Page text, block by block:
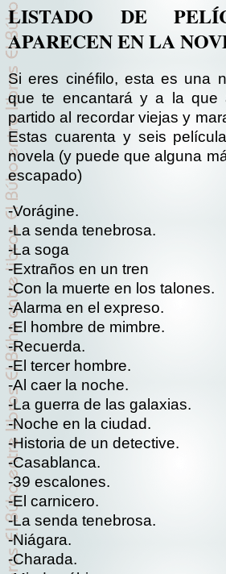
LISTADO DE
APARECEN EN LA
Si eres cinéfilo, esta es una
que te encantará y a la que
partido al recordar viejas y
Estas cuarenta y seis
novela (y puede que alguna
escapado)
-Vorágine.
-La senda tenebrosa.
-La soga
-Extraños en un tren
-Con la muerte en los talones.
-Alarma en el expreso.
-El hombre de mimbre.
-Recuerda.
-El tercer hombre.
-Al caer la noche.
-La guerra de las galaxias.
-Noche en la ciudad.
-Historia de un detective.
-Casablanca.
-39 escalones.
-El carnicero.
-La senda tenebrosa.
-Niágara.
-Charada.